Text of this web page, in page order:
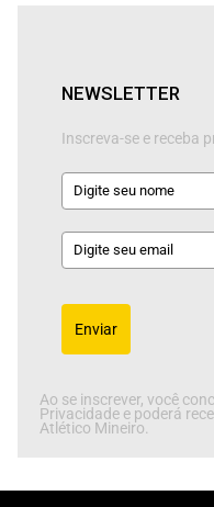
NEWSLETTER
Inscreva-se e receba
Enviar
Ao se inscrever, você
Privacidade e poderá
Atlético Mineiro.